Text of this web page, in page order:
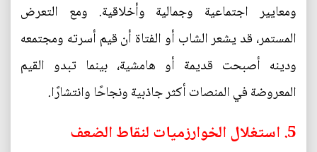
ومعايير اجتماعية وجمالية وأخلاقية. ومع التعرض
المستمر، قد يشعر الشاب أو الفتاة أن قيم أسرته ومجتمعه
ودينه أصبحت قديمة أو هامشية، بينما تبدو القيم
المعروضة في المنصات أكثر جاذبية ونجاحًا وانتشارًا.
5. استغلال الخوارزميات لنقاط الضعف